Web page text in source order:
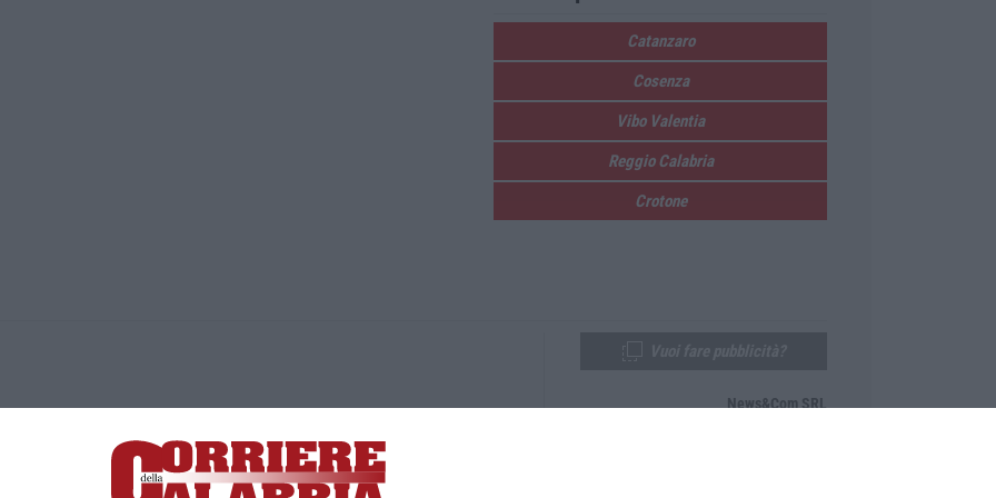
Catanzaro
Cosenza
Vibo Valentia
Reggio Calabria
Crotone
Lamezia Terme (CZ)
responsabile Paola Militano |Privacy
News&Com SRL